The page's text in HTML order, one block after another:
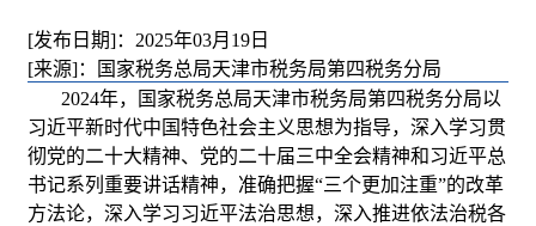
[发布日期]：2025年03月19日
[来源]：国家税务总局天津市税务局第四税务分局
2024年，国家税务总局天津市税务局第四税务分局以
习近平新时代中国特色社会主义思想为指导，深入学习贯
彻党的二十大精神、党的二十届三中全会精神和习近平总
书记系列重要讲话精神，准确把握“三个更加注重”的改革
方法论，深入学习习近平法治思想，深入推进依法治税各